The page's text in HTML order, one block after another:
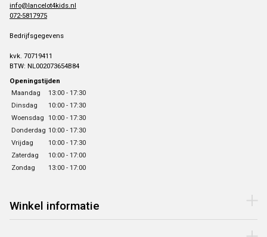
info@lancelot4kids.nl
072-5817975
Bedrijfsgegevens
kvk. 70719411
BTW: NL002073654B84
Openingstijden
Maandag
13:00 - 17:30
Dinsdag
10:00 - 17:30
Woensdag 10:00 - 17:30
Donderdag 10:00 - 17:30
Vrijdag
10:00 - 17:30
Zaterdag
10:00 - 17:00
Zondag
13:00 - 17:00
Winkel informatie